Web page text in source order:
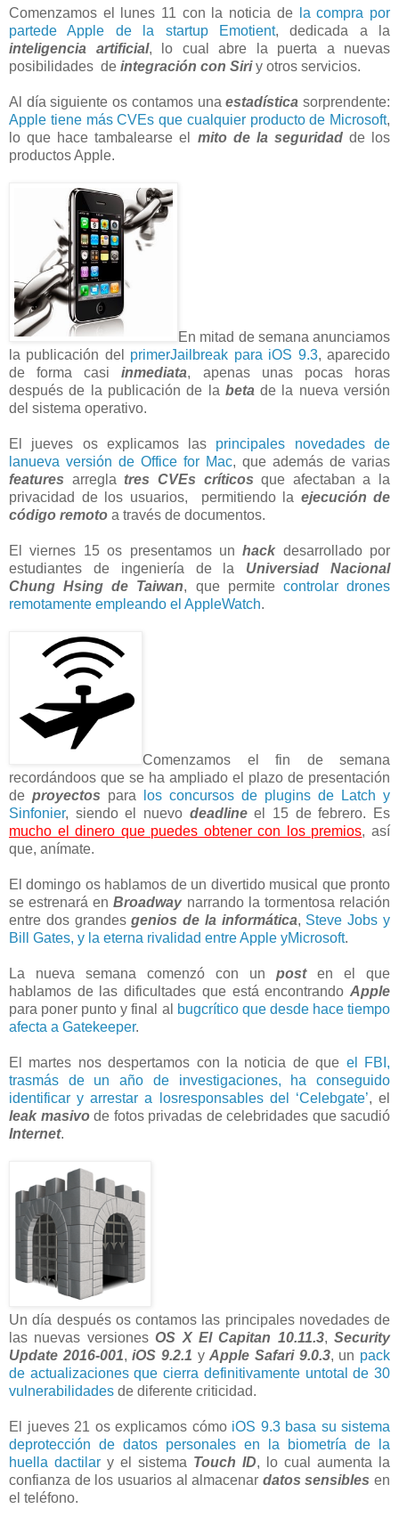
Comenzamos el lunes 11 con la noticia de
la compra por
partede Apple de la startup Emotient, dedicada a la
inteligencia artificial, lo cual abre la puerta a nuevas
posibilidades de integración con Siriy otros servicios.
Al día siguiente os contamos unaestadísticasorprendente:
Apple tiene más CVEs que cualquier producto de Microsoft,
lo que hace tambalearse el mito de la seguridadde los
productos Apple.
En mitad de semana anunciamos
la publicación del primerJailbreak para iOS 9.3, aparecido
de forma casiinmediata, apenas unas pocas horas
después de la publicación de la beta de la nueva versión
del sistema operativo.
El jueves os explicamos las principales novedades de
lanueva versión de Office for Mac, que además de varias
features arregla tres CVEs críticos que afectaban a la
privacidad de los usuarios, permitiendo la ejecución de
código remoto a través de documentos.
El viernes 15 os presentamos unhack desarrollado por
estudiantes de ingeniería de la Universiad Nacional
Chung Hsing de Taiwan, que permite controlar drones
remotamente empleando el AppleWatch.
Comenzamos el fin de semana
recordándoos que se ha ampliado el plazo de presentación
de proyectos para
los concursos de plugins de Latch y
Sinfonier, siendo el nuevo deadlineel 15 de febrero. Es
mucho el dinero que puedes obtener con los premios, así
que, anímate.
El domingo os hablamos de un divertido musical que pronto
se estrenará enBroadwaynarrando la tormentosa relación
entre dos grandesgenios de la informática, Steve Jobs y
Bill Gates, y la eterna rivalidad entre Apple yMicrosoft.
La nueva semana comenzó con un post en el que
hablamos de las dificultades que está encontrando Apple
para poner punto y final al
bugcrítico que desde hace tiempo
afecta a Gatekeeper.
El martes nos despertamos con la noticia de que el FBI,
trasmás de un año de investigaciones, ha conseguido
identificar y arrestar a losresponsables del ‘Celebgate’, el
leak masivode fotos privadas de celebridades que sacudió
Internet.
Un día después os contamos las principales novedades de
las nuevas versionesOS X El Capitan 10.11.3, Security
Update 2016-001,iOS 9.2.1 yApple Safari 9.0.3, un pack
de actualizaciones que cierra definitivamente untotal de 30
vulnerabilidades de diferente criticidad.
El jueves 21 os explicamos cómo iOS 9.3 basa su sistema
deprotección de datos personales en la biometría de la
huella dactilar y el sistema Touch ID, lo cual aumenta la
confianza de los usuarios al almacenar datos sensibles en
el teléfono.